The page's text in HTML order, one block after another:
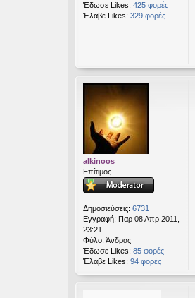
Έδωσε Likes: 425 φορές
Έλαβε Likes: 329 φορές
alkinoos
Επίτιμος
Δημοσιεύσεις: 6731
Εγγραφή: Παρ 08 Απρ 2011,
23:21
Φύλο: Άνδρας
Έδωσε Likes: 85 φορές
Έλαβε Likes: 94 φορές